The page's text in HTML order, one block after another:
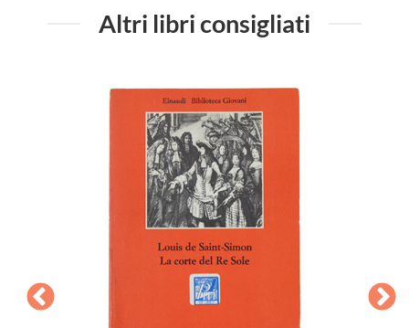
Altri libri consigliati